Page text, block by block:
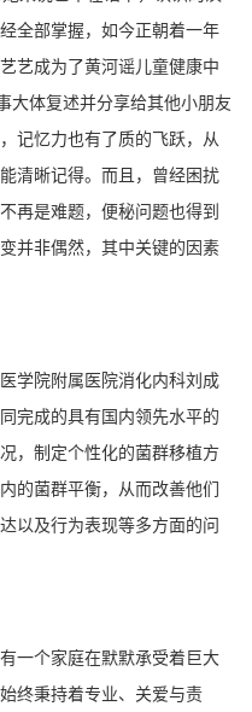
全部掌握，如今正朝着一年
艺成为了黄河谣儿童健康中
大体复述并分享给其他小朋友
记忆力也有了质的飞跃，从
清晰记得。而且，曾经困扰
再是难题，便秘问题也得到
并非偶然，其中关键的因素
学院附属医院消化内科刘成
完成的具有国内领先水平的
，制定个性化的菌群移植方
的菌群平衡，从而改善他们
以及行为表现等多方面的问
一个家庭在默默承受着巨大
终秉持着专业、关爱与责